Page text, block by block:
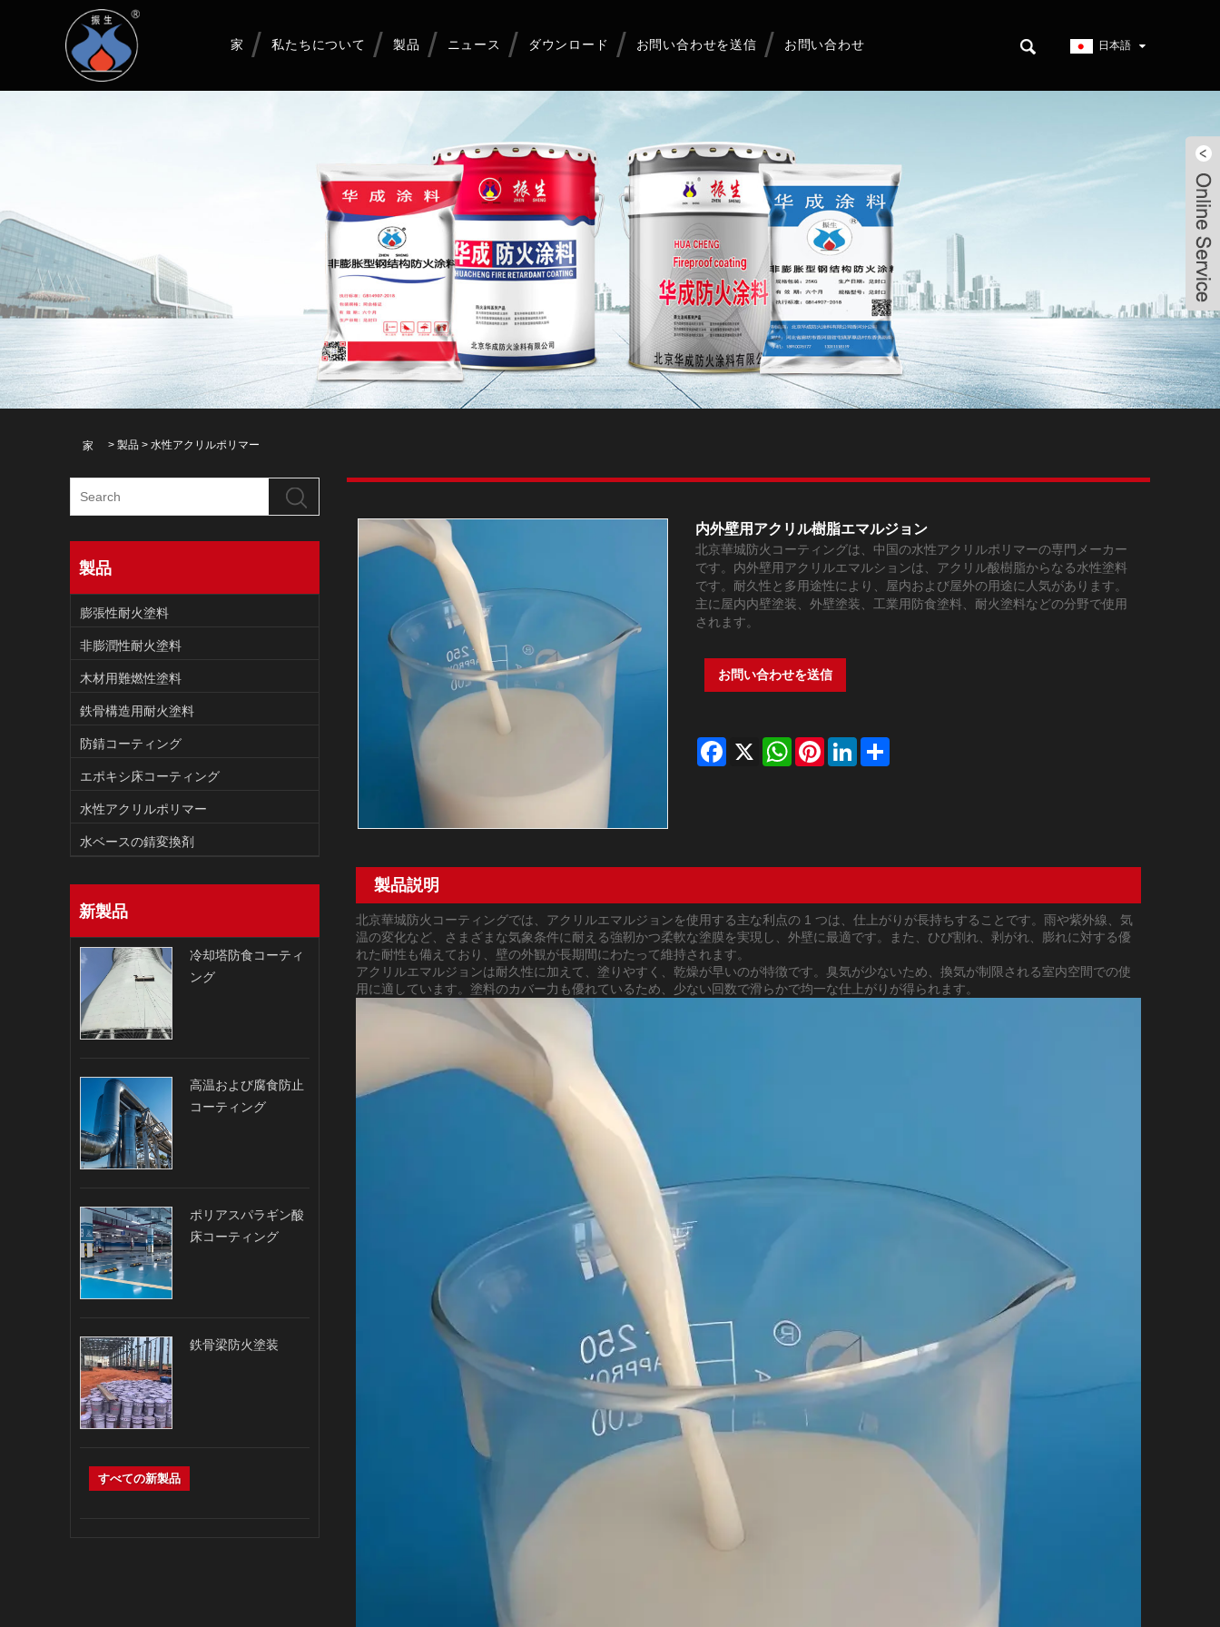
家 私たちについて 製品 ニュース ダウンロード お問い合わせを送信 お問い合わせ 日本語
家 > 製品 > 水性アクリルポリマー
製品
膨張性耐火塗料
非膨潤性耐火塗料
木材用難燃性塗料
鉄骨構造用耐火塗料
防錆コーティング
エポキシ床コーティング
水性アクリルポリマー
水ベースの錆変換剤
新製品
冷却塔防食コーティ
ング
高温および腐食防止
コーティング
ポリアスパラギン酸
床コーティング
鉄骨梁防火塗装
すべての新製品
内外壁用アクリル樹脂エマルジョン
北京華城防火コーティングは、中国の水性アクリルポリマーの専門メーカー
です。内外壁用アクリルエマルションは、アクリル酸樹脂からなる水性塗料
です。耐久性と多用途性により、屋内および屋外の用途に人気があります。
主に屋内内壁塗装、外壁塗装、工業用防食塗料、耐火塗料などの分野で使用
されます。
お問い合わせを送信
Facebook
X WhatsAppPinterestLinkedInShare
製品説明
北京華城防火コーティングでは、アクリルエマルジョンを使用する主な利点の 1 つは、仕上がりが長持ちすることです。雨や紫外線、気
温の変化など、さまざまな気象条件に耐える強靭かつ柔軟な塗膜を実現し、外壁に最適です。また、ひび割れ、剥がれ、膨れに対する優
れた耐性も備えており、壁の外観が長期間にわたって維持されます。
アクリルエマルジョンは耐久性に加えて、塗りやすく、乾燥が早いのが特徴です。臭気が少ないため、換気が制限される室内空間での使
用に適しています。塗料のカバー力も優れているため、少ない回数で滑らかで均一な仕上がりが得られます。